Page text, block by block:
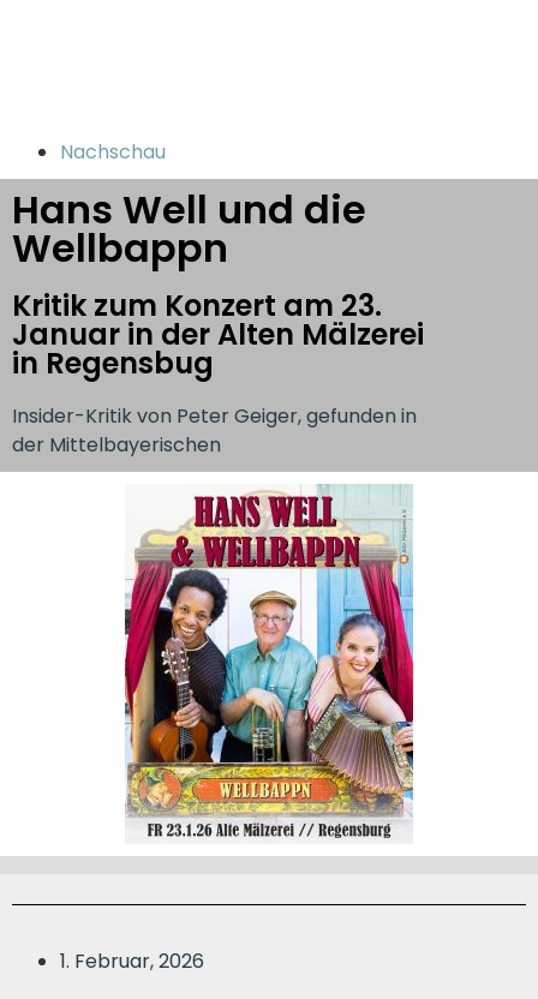
Nachschau
Hans Well und die
Wellbappn
Kritik zum Konzert am 23.
Januar in der Alten Mälzerei
in Regensbug
Insider-Kritik von Peter Geiger, gefunden in
der Mittelbayerischen
1. Februar, 2026